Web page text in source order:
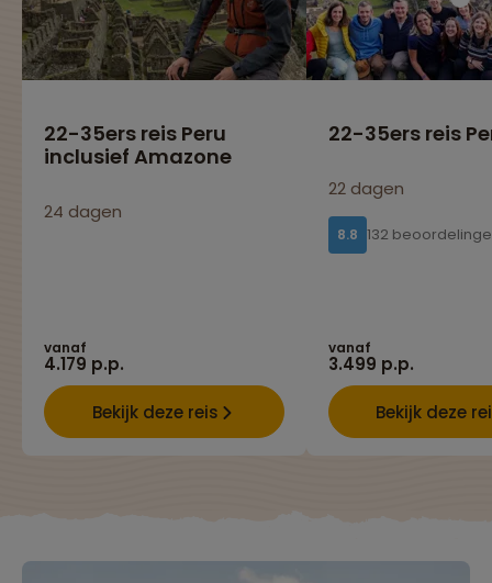
Lees meer over Huacachina
Lees meer over Huaraz
Lees meer over Huayna Picchu
Lees meer over Iquitos
22-35ers reis Peru
inclusief Amazone
24 dagen
vanaf
4.179 p.p.
Bekijk deze reis
22-35ers reis
22 dagen
8.8 132
vanaf
3.499 p.p.
Bekijk deze